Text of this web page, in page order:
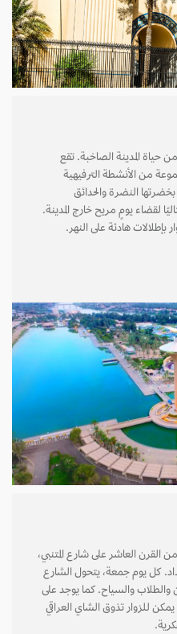
المدينة الصاخبة. تقع
من الأنشطة الترفيهية
النضرة والحدائق
لقضاء يومٍ مريح خارج المدينة.
هادئة على النهر.
العاشر على شارع المتنبي،
كل يوم جمعة، يتحول الشارع
والسياح. كما يوجد على
للزوار تذوق الشاي العراقي